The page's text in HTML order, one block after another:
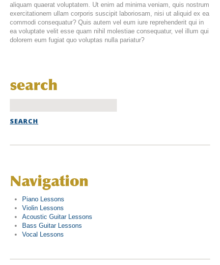
aliquam quaerat voluptatem. Ut enim ad minima veniam, quis nostrum
exercitationem ullam corporis suscipit laboriosam, nisi ut aliquid ex ea
commodi consequatur? Quis autem vel eum iure reprehenderit qui in
ea voluptate velit esse quam nihil molestiae consequatur, vel illum qui
dolorem eum fugiat quo voluptas nulla pariatur?
search
Navigation
Piano Lessons
Violin Lessons
Acoustic Guitar Lessons
Bass Guitar Lessons
Vocal Lessons